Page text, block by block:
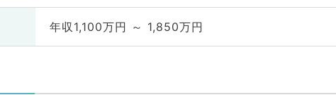
年収1,100万円 ～ 1,850万円